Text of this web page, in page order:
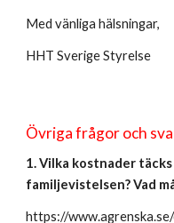
Med vänliga hälsningar,
HHT Sverige Styrelse
Övriga frågor och
1. Vilka kostnader
familjevistelsen? Vad
https://